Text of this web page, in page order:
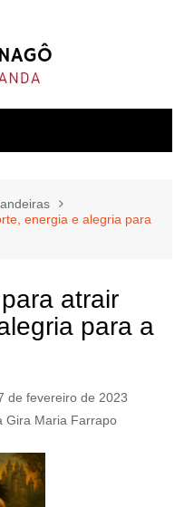
energia e alegria para
atrair
para a
de fevereiro de 2023
Gira Maria Farrapo